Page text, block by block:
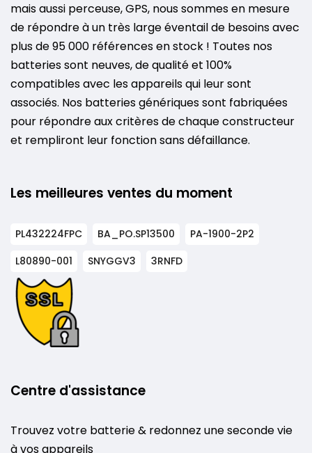
mais aussi perceuse, GPS, nous sommes en mesure
de répondre à un très large éventail de besoins avec
plus de 95 000 références en stock ! Toutes nos
batteries sont neuves, de qualité et 100%
compatibles avec les appareils qui leur sont
associés. Nos batteries génériques sont fabriquées
pour répondre aux critères de chaque constructeur
et rempliront leur fonction sans défaillance.
Les meilleures ventes du moment
PL432224FPC BA_PO.SP13500
PA-1900-2P2
L80890-001
SNYGGV3 3RNFD
Centre d'assistance
Trouvez votre batterie & redonnez une seconde vie
à vos appareils